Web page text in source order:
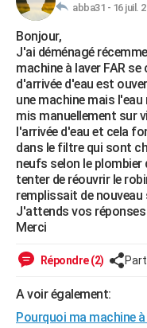
Essais
Réserver un essai
Citadines
Berlines
SUV
Forum auto
HIGH-TECH
Mobiles
Meilleur smartphone
Internet
Ordinateurs
Jeux vidéo
Guide high-tech
+BRICOLAGE
Forum
Aménagement intérieur
Extérieur
Cuisine
Salle de bains
Jardinage
Rangement
WEEK-END
Guides de France
Escapades
Patrimoine
Expositions
Musées
Week-end nature
+LIFESTYLE
Art de vivre
Bien-être
Loisirs
Mode
Modes de vie
SANTE
Alimentation
Guide de la santé
Maladies
Médicaments
Sommeil
VOYAGE
Destinations
City break
Voyage nature
Voyage de noces
Forum
Climat
+PHOTO
GUIDES D'ACHAT
CARTE DE VOEUX
abba31 - 16 juil.
Bonjour,
J'ai déménagé
machine à laver FAR
d'arrivée d'eau est
une machine mais
mis manuellement sur
l'arrivée d'eau et cela
dans le filtre qui sont
neufs selon le plombier
tenter de réouvrir le
remplissait de
J'attends vos réponses
Merci
Répondre (2)
A voir également:
Pourquoi ma machine